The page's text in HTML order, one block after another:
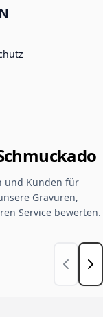
und Kunden für
Gravuren,
Service bewerten.